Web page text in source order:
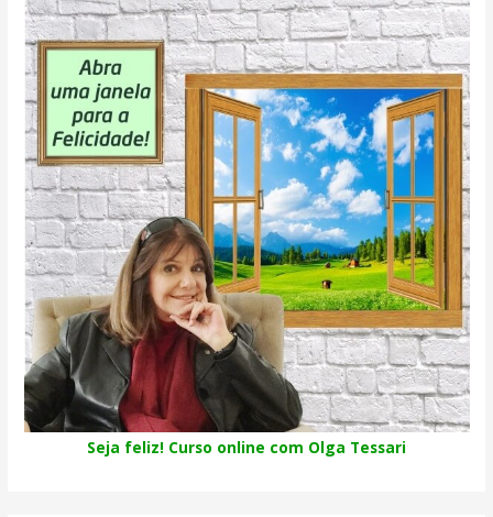
Seja feliz! Curso online com Olga Tessari